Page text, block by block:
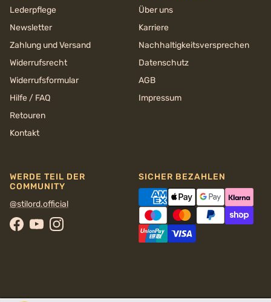
Lederpflege
Newsletter
Zahlung und Versand
Widerrufsrecht
Widerrufsformular
Hilfe / FAQ
Retouren
Kontakt
Über uns
Karriere
Nachhaltigkeits­versprechen
Datenschutz
AGB
Impressum
WERDE TEIL DER
COMMUNITY
@stilord.official
Facebook
YouTubeInstagram
SICHER BEZAHLEN